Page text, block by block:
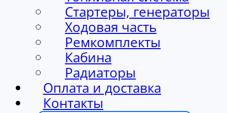
Стартеры, генераторы
Ходовая часть
Ремкомплекты
Кабина
Радиаторы
Оплата и доставка
Контакты